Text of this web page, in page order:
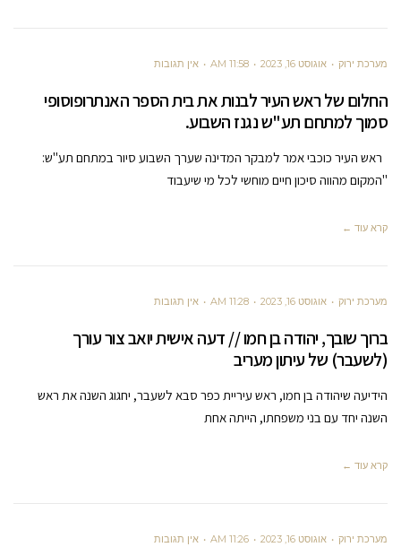
מערכת ירוק אוגוסט 16, 2023 11:58 AM אין תגובות
החלום של ראש העיר לבנות את בית הספר האנתרופוסופי
סמוך למתחם תע"ש נגנז השבוע.
ראש העיר כוכבי אמר למבקר המדינה שערך השבוע סיור במתחם תע"ש:
"המקום מהווה סיכון חיים מוחשי לכל מי שיעבוד
קרא עוד ←
מערכת ירוק אוגוסט 16, 2023 11:28 AM אין תגובות
ברוך שובך, יהודה בן חמו // דעה אישית יואב צור עורך
(לשעבר) של עיתון מעריב
הידיעה שיהודה בן חמו, ראש עיריית כפר סבא לשעבר, יחגוג השנה את ראש
השנה יחד עם בני משפחתו, הייתה אחת
קרא עוד ←
מערכת ירוק אוגוסט 16, 2023 11:26 AM אין תגובות